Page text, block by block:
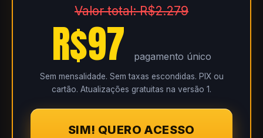
Valor total: R$2.279
R$97 pagamento único
Sem mensalidade. Sem taxas escondidas. PIX ou
cartão. Atualizações gratuitas na versão 1.
SIM! QUERO ACESSO